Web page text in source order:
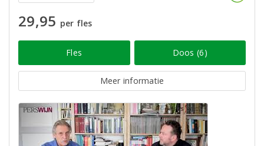
29,95 per fles
Fles Doos (6)
Meer informatie